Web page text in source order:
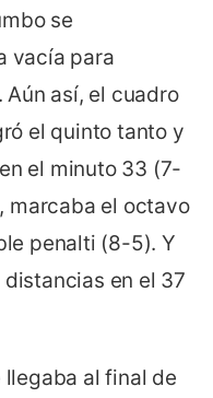
se
vacía para
así, el cuadro
el quinto tanto y
el minuto 33 (7-
marcaba el octavo
penalti (8-5). Y
en el 37
llegaba al final de